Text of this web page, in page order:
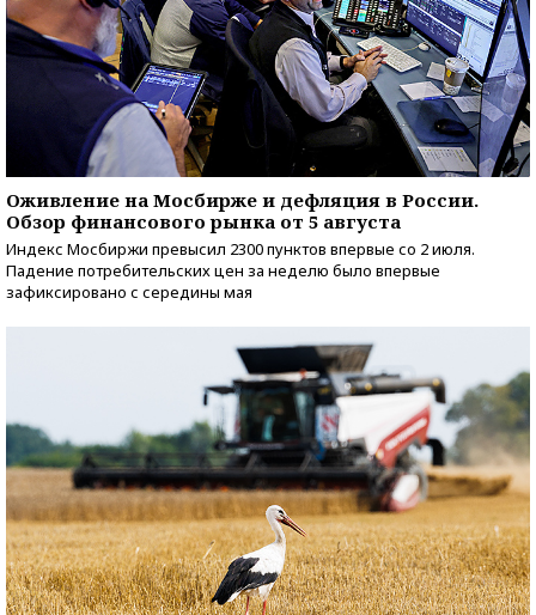
Оживление на Мосбирже и дефляция в России.
Обзор финансового рынка от 5 августа
Индекс Мосбиржи превысил 2300 пунктов впервые со 2 июля.
Падение потребительских цен за неделю было впервые
зафиксировано с середины мая